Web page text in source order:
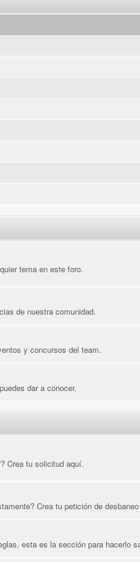
tema en este foro.
de nuestra comunidad.
y concursos del team.
dar a conocer.
Crea tu solicitud aquí.
Crea tu petición de
esta es la sección para hacerlo